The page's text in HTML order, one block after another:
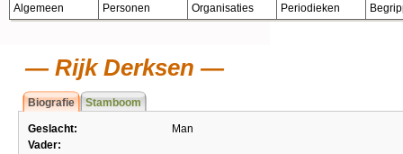
Algemeen Personen Organisaties Periodieken
Rijk Derksen
Biografie Stamboom
Geslacht:
Man
Vader: